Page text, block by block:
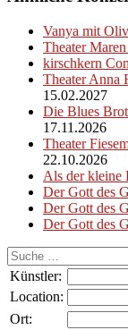
Vanya mit
Theater
kirschkern
Theater Anna
15.02.2027
Die Blues
17.11.2026
Theater
22.10.2026
Als der kleine
Der Gott des
Der Gott des
Der Gott des
Suche
nach:
Künstler:
Location:
Ort: